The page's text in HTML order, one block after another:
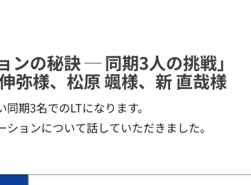
ンの秘訣 ─ 同期3人の挑戦」
弥様、松原 颯様、新 直哉様
期3名でのLTになります。
ョンについて話していただきました。